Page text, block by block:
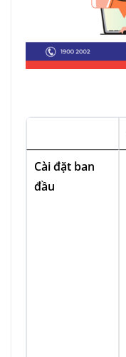
Cài đặt ban
đầu